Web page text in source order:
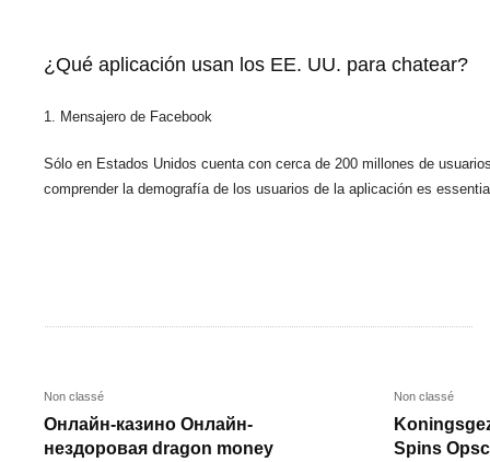
¿Qué aplicación usan los EE. UU. para chatear?
1. Mensajero de Facebook
Sólo en Estados Unidos cuenta con cerca de 200 millones de
comprender la demografía de los usuarios de la aplicación es
Non classé
Онлайн-казино Онлайн-
нездоровая dragon money
Non classé
Spins